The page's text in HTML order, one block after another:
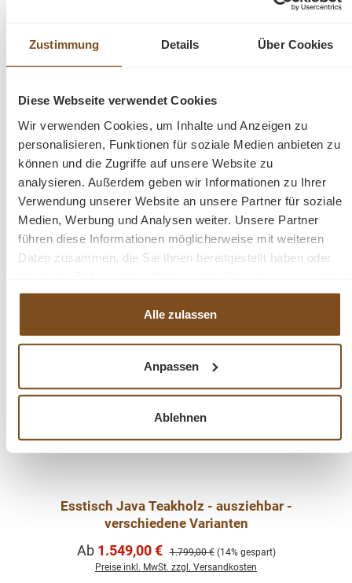
Zustimmung Details Über Cookies
Diese Webseite verwendet Cookies
Wir verwenden Cookies, um Inhalte und Anzeigen zu
personalisieren, Funktionen für soziale Medien anbieten zu
können und die Zugriffe auf unsere Website zu
analysieren. Außerdem geben wir Informationen zu Ihrer
Verwendung unserer Website an unsere Partner für soziale
Medien, Werbung und Analysen weiter. Unsere Partner
führen diese Informationen möglicherweise mit weiteren
Daten zusammen, die Sie ihnen bereitgestellt haben oder
haben.
Alle zulassen
Anpassen
Ablehnen
Esstisch Vintage Teakholz 180 cm
Verkaufspreis:
899,00 € Regulärer Preis:
1.099,00 € (18% gespart)
Preise inkl. MwSt. zzgl. Versandkosten
Vergleichen
In den Warenkorb
Rabatt
Esstisch Java Teakholz - ausziehbar -
verschiedene Varianten
Verkaufspreis:
Ab 1.549,00 € Regulärer Preis:
1.799,00 € (14% gespart)
Preise inkl. MwSt. zzgl. Versandkosten